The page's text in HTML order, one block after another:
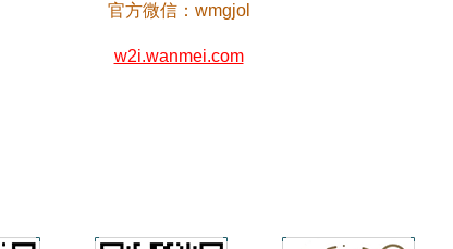
官方微信：wmgjol
w2i.wanmei.com